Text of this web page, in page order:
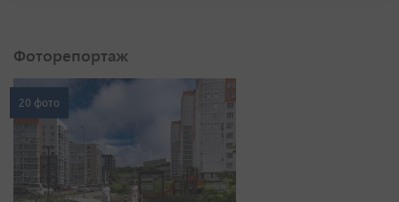
Фоторепортаж
20 фото